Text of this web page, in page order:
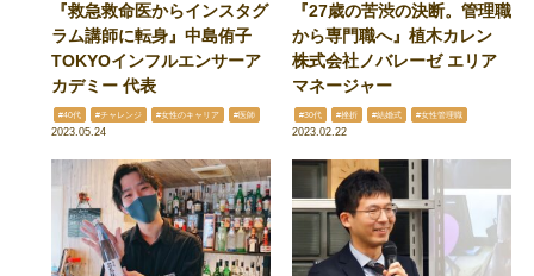
『救急救命医からインスタグ
ラム講師に転身』中島侑子
TOKYOインフルエンサーア
カデミー 代表
#40代 #チャレンジ #女性のキャリア #医師
2023.05.24
『27歳の苦渋の決断。管理職
から専門職へ』植木カレン
株式会社ノバレーゼ エリア
マネージャー
#30代 #挫折 #結婚式 #女性管理職
2023.02.22